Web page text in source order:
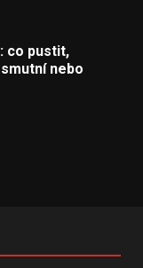
co pustit,
nebo